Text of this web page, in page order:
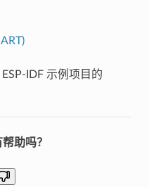
IDF 示例项目的
助吗？